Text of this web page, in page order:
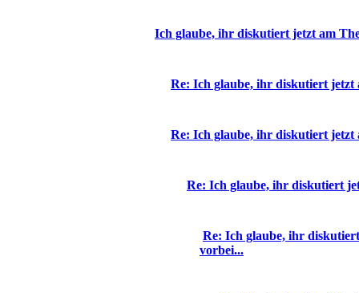
Ich glaube, ihr diskutiert jetzt am
Re: Ich glaube, ihr diskutiert jetzt
Re: Ich glaube, ihr diskutiert jetzt
Re: Ich glaube, ihr diskutiert
Re: Ich glaube, ihr
vorbei...